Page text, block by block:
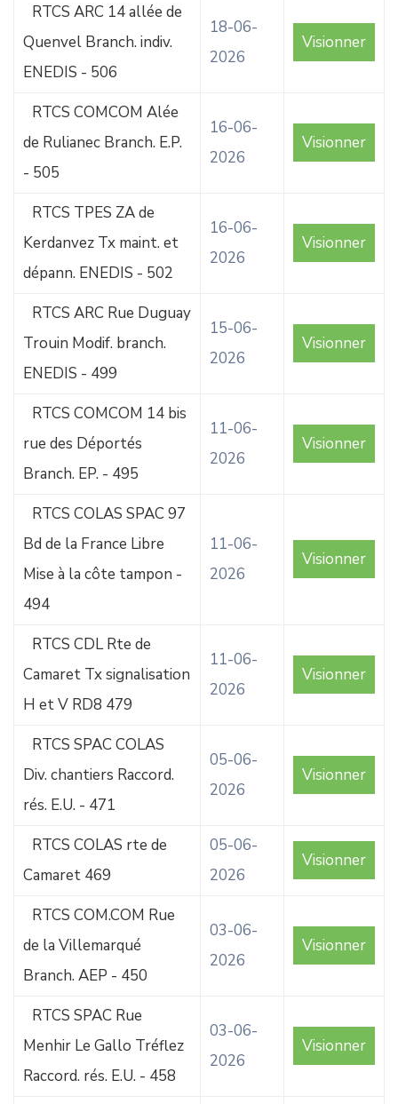
RTCS ARC 14 allée de
Quenvel Branch. indiv.
ENEDIS - 506
18-06-
2026
Visionner
RTCS COMCOM Alée
de Rulianec Branch. E.P.
- 505
16-06-
2026
Visionner
RTCS TPES ZA de
Kerdanvez Tx maint. et
dépann. ENEDIS - 502
16-06-
2026
Visionner
RTCS ARC Rue Duguay
Trouin Modif. branch.
ENEDIS - 499
15-06-
2026
Visionner
RTCS COMCOM 14 bis
rue des Déportés
Branch. EP. - 495
11-06-
2026
Visionner
RTCS COLAS SPAC 97
Bd de la France Libre
Mise à la côte tampon -
494
11-06-
2026
Visionner
RTCS CDL Rte de
Camaret Tx signalisation
H et V RD8 479
11-06-
2026
Visionner
RTCS SPAC COLAS
Div. chantiers Raccord.
rés. E.U. - 471
05-06-
2026
Visionner
RTCS COLAS rte de
Camaret 469
05-06-
2026
Visionner
RTCS COM.COM Rue
de la Villemarqué
Branch. AEP - 450
03-06-
2026
Visionner
RTCS SPAC Rue
Menhir Le Gallo Tréflez
Raccord. rés. E.U. - 458
03-06-
2026
Visionner